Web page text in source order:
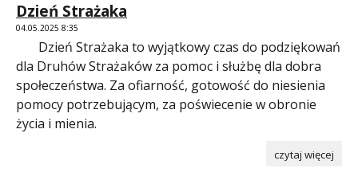
Dzień Strażaka
04.05.2025 8:35
Dzień Strażaka to wyjątkowy czas do podziękowań
dla Druhów Strażaków za pomoc i służbę dla dobra
społeczeństwa. Za ofiarność, gotowość do niesienia
pomocy potrzebującym, za poświecenie w obronie
życia i mienia.
czytaj więcej